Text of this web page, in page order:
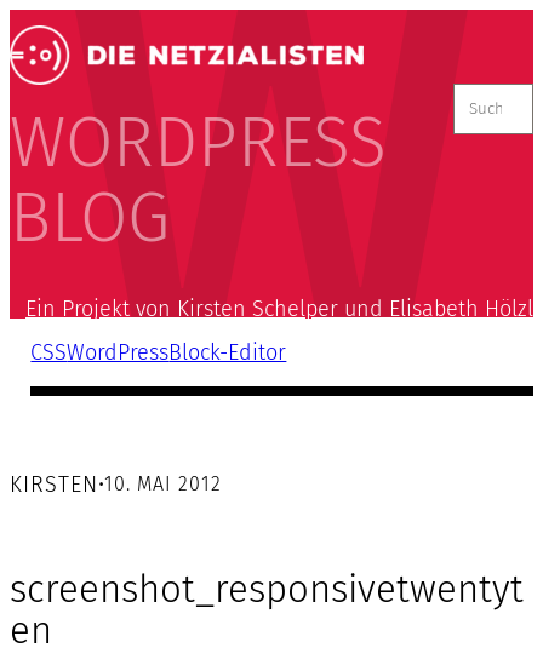
WORDPRESS
BLOG
nach:
Ein Projekt von Kirsten Schelper und Elisabeth Hölzl
CSSWordPressBlock-Editor
KIRSTEN•10. MAI 2012
screenshot_responsivetwentyt
en